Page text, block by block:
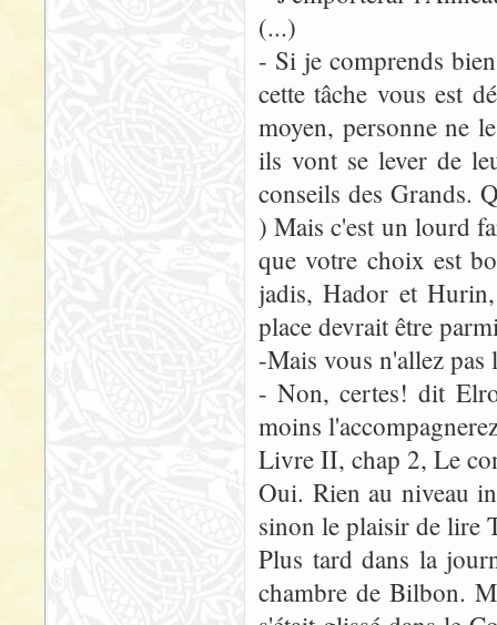
(...)
- Si je comprends
cette tâche vous est
moyen, personne ne
ils vont se lever de
conseils des Grands.
) Mais c'est un lourd
que votre choix est
jadis, Hador et
place devrait être
-Mais vous n'allez pas
- Non, certes! dit
moins
Livre II, chap 2, Le
Oui. Rien au niveau
sinon le plaisir de lire
Plus tard dans la
chambre de Bilbon.